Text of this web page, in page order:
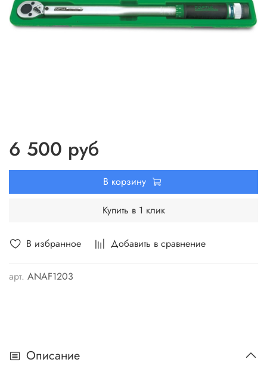
В избранное Добавить в сравнение
арт. ANAF1203
6 500 руб
В корзину
Купить в 1 клик
Описание